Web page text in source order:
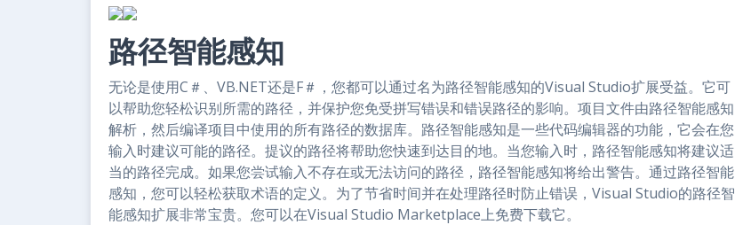
路径智能感知
无论是使用C＃、VB.NET还是F＃，您都可以通过名为路径智能感知的Visual Studio扩展受益。它可
以帮助您轻松识别所需的路径，并保护您免受拼写错误和错误路径的影响。项目文件由路径智能感知
解析，然后编译项目中使用的所有路径的数据库。路径智能感知是一些代码编辑器的功能，它会在您
输入时建议可能的路径。提议的路径将帮助您快速到达目的地。当您输入时，路径智能感知将建议适
当的路径完成。如果您尝试输入不存在或无法访问的路径，路径智能感知将给出警告。通过路径智能
感知，您可以轻松获取术语的定义。为了节省时间并在处理路径时防止错误，Visual Studio的路径智
能感知扩展非常宝贵。您可以在Visual Studio Marketplace上免费下载它。